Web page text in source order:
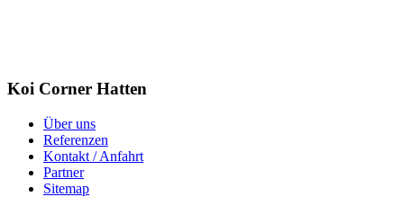
Koi Corner Hatten
Über uns
Referenzen
Kontakt / Anfahrt
Partner
Sitemap